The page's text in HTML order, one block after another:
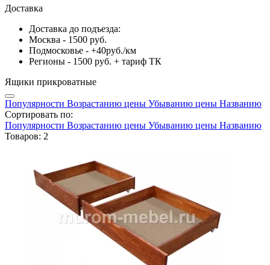
Доставка
Доставка до подъезда:
Москва - 1500 руб.
Подмосковье - +40руб./км
Регионы - 1500 руб. + тариф ТК
Ящики прикроватные
Популярности Возрастанию цены Убыванию цены Названию
Сортировать по:
Популярности Возрастанию цены Убыванию цены Названию
Товаров: 2